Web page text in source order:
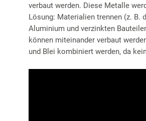
verbaut werden. Diese Metalle
Lösung: Materialien trennen (z. B.
Aluminium und verzinkten
können miteinander verbaut
und Blei kombiniert werden, da